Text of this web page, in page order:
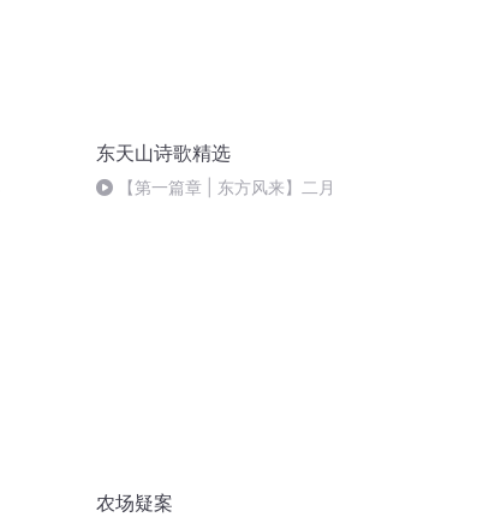
东天山诗歌精选
【第一篇章 | 东方风来】二月
农场疑案